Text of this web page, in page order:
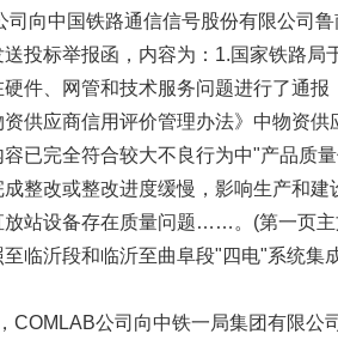
向中国铁路通信信号股份有限公司
投标举报函，内容为：1.国家铁路局
件、网管和技术服务问题进行了通报
供应商信用评价管理办法》中物资供
已完全符合较大不良行为中"产品质
整改或整改进度缓慢，影响生产和
放站设备存在质量问题……。(第一页
临沂段和临沂至曲阜段"四电"系统集
公司向中铁一局集团有限公